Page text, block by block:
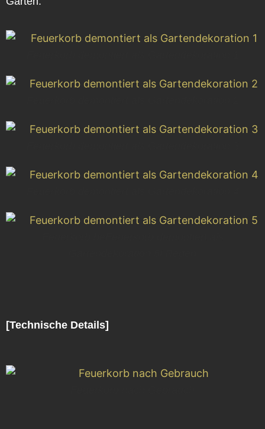
[Technische Details]